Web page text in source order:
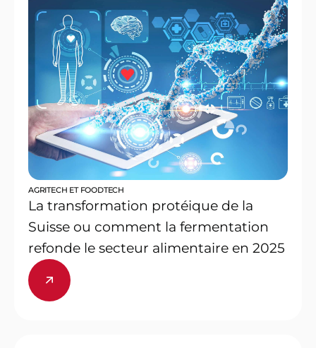
AGRITECH ET FOODTECH
La transformation protéique de la
Suisse ou comment la fermentation
refonde le secteur alimentaire en 2025